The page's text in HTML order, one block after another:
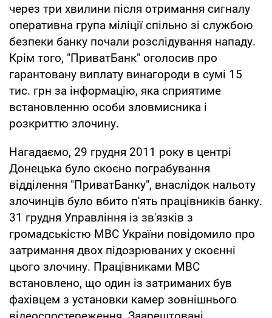
через три хвилини після отримання сигналу
оперативна група міліції спільно зі службою
безпеки банку почали розслідування нападу.
Крім того, "ПриватБанк" оголосив про
гарантовану виплату винагороди в сумі 15
тис. грн за інформацію, яка сприятиме
встановленню особи зловмисника і
розкриттю злочину.
Нагадаємо, 29 грудня 2011 року в центрі
Донецька було скоєно пограбування
відділення "ПриватБанку", внаслідок нальоту
злочинців було вбито п'ять працівників банку.
31 грудня Управління із зв'язків з
громадськістю МВС України повідомило про
затримання двох підозрюваних у скоєнні
цього злочину. Працівниками МВС
встановлено, що один із затриманих був
фахівцем з установки камер зовнішнього